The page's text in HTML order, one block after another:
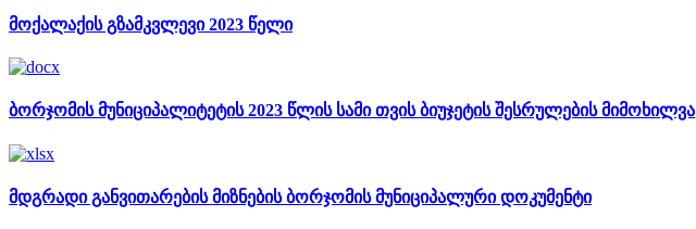
მოქალაქის გზამკვლევი 2023 წელი
ბორჯომის მუნიციპალიტეტის 2023 წლის სამი თვის ბიუჯეტის შესრულების მიმოხილვა
მდგრადი განვითარების მიზნების ბორჯომის მუნიციპალური დოკუმენტი